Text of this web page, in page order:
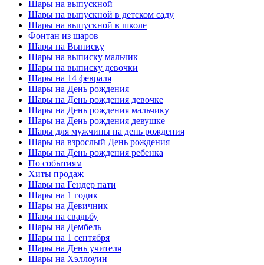
Шары на выпускной
Шары на выпускной в детском саду
Шары на выпускной в школе
Фонтан из шаров
Шары на Выписку
Шары на выписку мальчик
Шары на выписку девочки
Шары на 14 февраля
Шары на День рождения
Шары на День рождения девочке
Шары на День рождения мальчику
Шары на День рождения девушке
Шары для мужчины на день рождения
Шары на взрослый День рождения
Шары на День рождения ребенка
По событиям
Хиты продаж
Шары на Гендер пати
Шары на 1 годик
Шары на Девичник
Шары на свадьбу
Шары на Дембель
Шары на 1 сентября
Шары на День учителя
Шары на Хэллоуин